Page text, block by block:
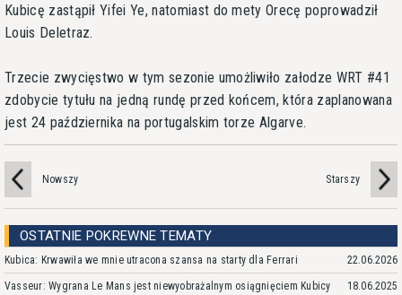
Kubicę zastąpił Yifei Ye, natomiast do mety Orecę poprowadził
Louis Deletraz.
Trzecie zwycięstwo w tym sezonie umożliwiło załodze WRT #41
zdobycie tytułu na jedną rundę przed końcem, która zaplanowana
jest 24 października na portugalskim torze Algarve.
Nowszy Starszy
OSTATNIE POKREWNE TEMATY
Kubica: Krwawiła we mnie utracona szansa na starty dla Ferrari 22.06.2026
Vasseur: Wygrana Le Mans jest niewyobrażalnym osiągnięciem Kubicy 18.06.2025